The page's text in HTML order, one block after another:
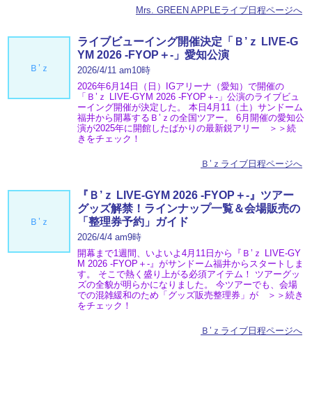
Mrs. GREEN APPLEライブ日程ページへ
Ｂ’ｚ
ライブビューイング開催決定「Ｂ’ｚ LIVE-G
YM 2026 -FYOP＋-」愛知公演
2026/4/11 am10時
2026年6月14日（日）IGアリーナ（愛知）で開催の
「Ｂ’ｚ LIVE-GYM 2026 -FYOP＋-」公演のライブビュ
ーイング開催が決定した。 本日4月11（土）サンドーム
福井から開幕するＢ’ｚの全国ツアー。 6月開催の愛知公
演が2025年に開館したばかりの最新鋭アリー ＞＞続
きをチェック！
Ｂ’ｚライブ日程ページへ
Ｂ’ｚ
『Ｂ’ｚ LIVE-GYM 2026 -FYOP＋-』ツアー
グッズ解禁！ラインナップ一覧＆会場販売の
「整理券予約」ガイド
2026/4/4 am9時
開幕まで1週間、いよいよ4月11日から『Ｂ’ｚ LIVE-GY
M 2026 -FYOP＋-』がサンドーム福井からスタートしま
す。 そこで熱く盛り上がる必須アイテム！ ツアーグッ
ズの全貌が明らかになりました。 今ツアーでも、会場
での混雑緩和のため「グッズ販売整理券」が ＞＞続き
をチェック！
Ｂ’ｚライブ日程ページへ